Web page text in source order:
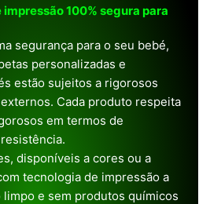
100% segura para
segurança para o seu bebé,
personalizadas e
estão sujeitos a rigorosos
Cada produto respeita
em termos de
disponíveis a cores ou a
tecnologia de impressão a
limpo e sem produtos químicos